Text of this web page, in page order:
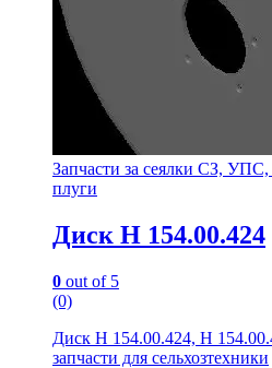
Запчасти за сеялки СЗ,
плуги
Диск Н 154.00.424
0 out of 5
(0)
Диск Н 154.00.424, Н
запчасти для сельхозтехники